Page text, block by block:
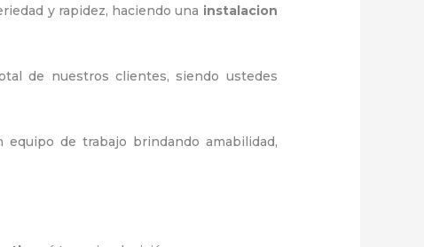
y rapidez, haciendo una instalacion
de nuestros clientes, siendo ustedes
equipo de trabajo brindando amabilidad,